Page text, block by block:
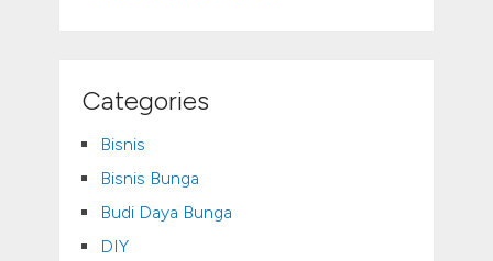
Categories
Bisnis
Bisnis Bunga
Budi Daya Bunga
DIY